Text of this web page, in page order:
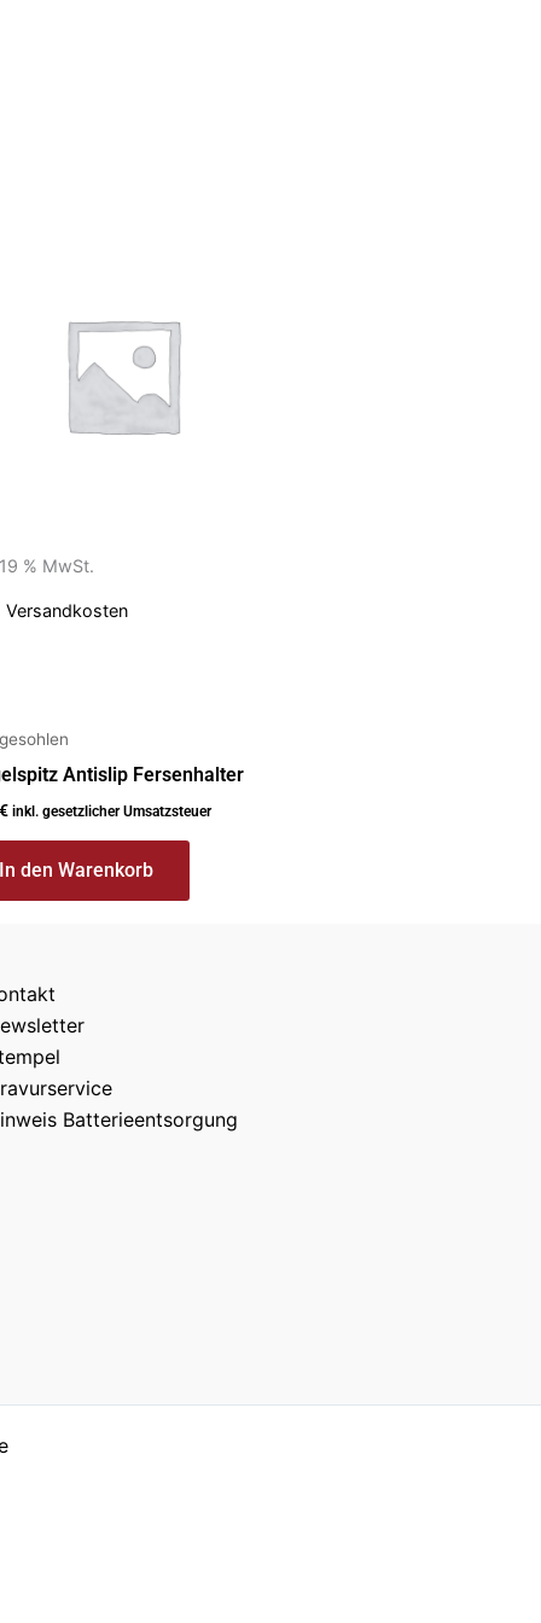
% MwSt.
Versandkosten
Antislip Fersenhalter
€ inkl. gesetzlicher Umsatzsteuer
In den Warenkorb
Batterieentsorgung